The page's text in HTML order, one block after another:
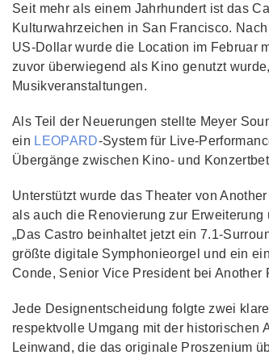
Seit mehr als einem Jahrhundert ist das
Kulturwahrzeichen in San Francisco.
US‑Dollar wurde die Location im Februar
zuvor überwiegend als Kino genutzt
Musikveranstaltungen.
Als Teil der Neuerungen stellte Meyer
ein LEOPARD‑System für
Übergänge zwischen Kino- und
Unterstützt wurde das Theater von
als auch die Renovierung zur
„Das Castro beinhaltet jetzt ein
größte digitale Symphonieorgel und ein
Conde, Senior Vice President bei Another
Jede Designentscheidung folgte zwei
respektvolle Umgang mit der historischen
Leinwand, die das originale Proszenium